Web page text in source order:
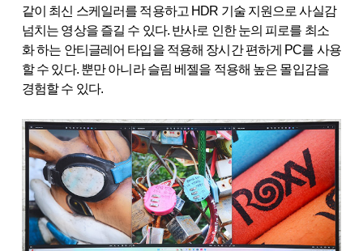
같이 최신 스케일러를 적용하고 HDR 기술 지원으로 사실감
넘치는 영상을 즐길 수 있다. 반사로 인한 눈의 피로를 최소
화 하는 안티글레어 타입을 적용해 장시간 편하게 PC를 사용
할 수 있다. 뿐만 아니라 슬림 베젤을 적용해 높은 몰입감을
경험할 수 있다.